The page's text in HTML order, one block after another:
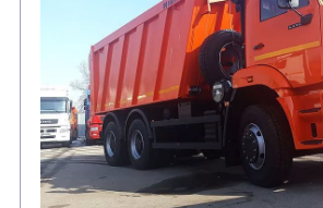
Автотопливозаправщики
CHAMELEON (г. Егорьевск)
Молоковозы, водовозы(7)
Автогудронаторы